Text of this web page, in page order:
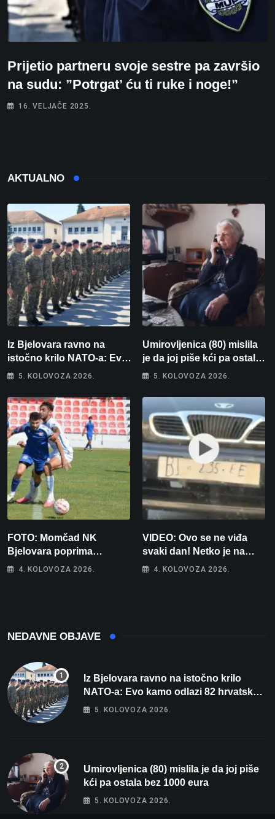
Prijetio partneru svoje sestre pa završio
na sudu: ”Potrgat’ ću ti ruke i noge!”
16. VELJAČE 2025.
AKTUALNO
Iz Bjelovara ravno na
istočno krilo NATO-a: Evo
kamo odlazi 82 hrvatska
5. KOLOVOZA 2026.
Umirovljenica (80) mislila
je da joj piše kći pa ostala
bez 1000 eura
5. KOLOVOZA 2026.
FOTO: Momčad NK
Bjelovara poprima
jesenski izgled
4. KOLOVOZA 2026.
VIDEO: Ovo se ne viđa
svaki dan! Netko je na
auto stavio – ručno
4. KOLOVOZA 2026.
NEDAVNE OBJAVE
Iz Bjelovara ravno na istočno krilo
NATO-a: Evo kamo odlazi 82 hrvatska
vojnika i 6 vojnikinja
5. KOLOVOZA 2026.
Umirovljenica (80) mislila je da joj piše
kći pa ostala bez 1000 eura
5. KOLOVOZA 2026.